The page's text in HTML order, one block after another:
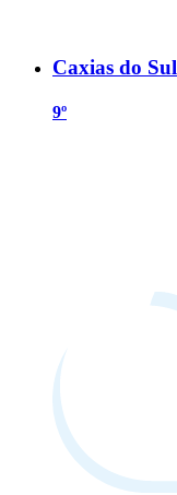
Caxias do Sul
9º